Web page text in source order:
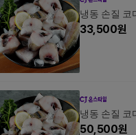
냉동 손질 코
33,500원
냉동 손질 코
50,500원